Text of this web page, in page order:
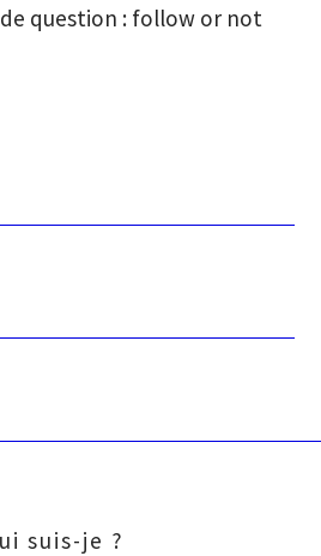
question : follow or not
suis-je ?